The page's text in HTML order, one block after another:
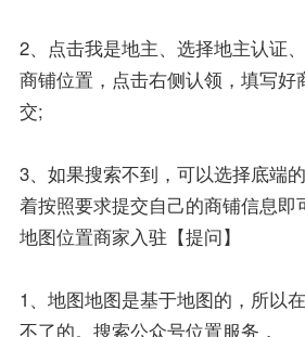
2、点击我是地主、选择地主认证
商铺位置，点击右侧认领，填写好
交;
3、如果搜索不到，可以选择底端
着按照要求提交自己的商铺信息即
地图位置商家入驻【提问】
1、地图地图是基于地图的，所以
不了的。搜索公众号位置服务，